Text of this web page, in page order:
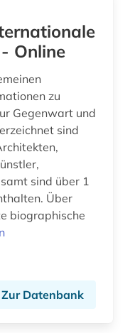
Online
zu
Gegenwart und
sind
sind über 1
Über
biographische
Zur Datenbank